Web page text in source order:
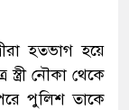
হতভাগ হয়ে
নৌকা থেকে
পুলিশ তাকে